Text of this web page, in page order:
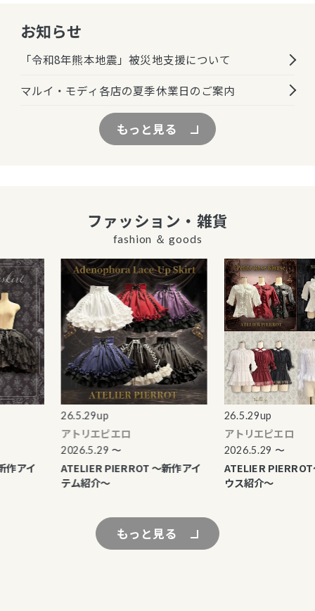
お知らせ
「令和8年熊本地震」被災地支援について
マルイ・モディ各店の夏季休業日のご案内
もっと見る
ファッション・雑貨
fashion ＆ goods
アイ
26.5.29up
アトリエピエロ
2026.5.29 〜
ATELIER PIERROT ～新作アイ
テム紹介～
26.5.29up
アトリエピエロ
2026.5.29 〜
ATELIER PIERROT
ウス紹介～
もっと見る